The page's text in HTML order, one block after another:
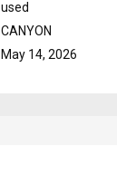
used
CANYON
May 14, 2026